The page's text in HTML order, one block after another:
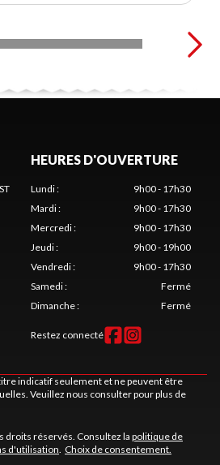
HEURES D'OUVERTURE
Lundi:
9h00 - 17h30
Mardi:
9h00 - 17h30
Mercredi:
9h00 - 17h30
Jeudi:
9h00 - 19h00
Vendredi:
9h00 - 17h30
Samedi:
Fermé
Dimanche: Fermé
Restez connecté
indicatif seulement et ne peuvent être
Veuillez nous consulter pour plus de
droits réservés. Consultez la politique de
d'utilisation. Choix de consentement.